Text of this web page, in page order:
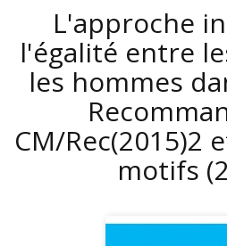
L'approche
l'égalité entre
les hommes
CM/Rec(2015)2
motifs